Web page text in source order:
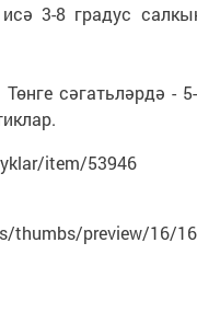
3-8 градус
сәгатьләрдә -
item/53946
preview/16/